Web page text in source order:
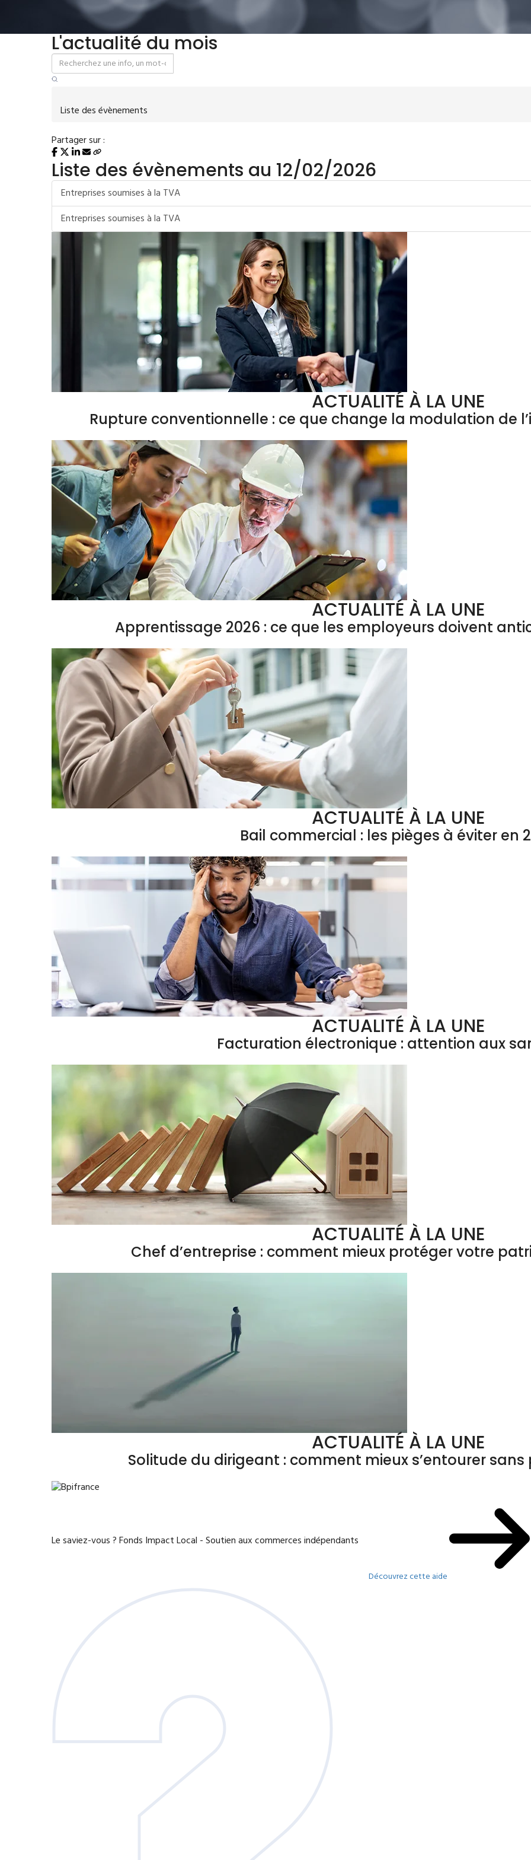
L'actualité du mois
Liste des évènements
Partager sur :
Liste des évènements au 12/02/2026
Entreprises soumises à la TVA
Entreprises soumises à la TVA
ACTUALITÉ À LA UNE
Rupture conventionnelle : ce que change la modulation de
ACTUALITÉ À LA UNE
Apprentissage 2026 : ce que les employeurs doivent
ACTUALITÉ À LA UNE
Bail commercial : les pièges à éviter en
ACTUALITÉ À LA UNE
Facturation électronique : attention aux
ACTUALITÉ À LA UNE
Chef d’entreprise : comment mieux protéger votre
ACTUALITÉ À LA UNE
Solitude du dirigeant : comment mieux s’entourer
Le saviez-vous ?Fonds Impact Local - Soutien aux commerces indépendants
Découvrez cette aide